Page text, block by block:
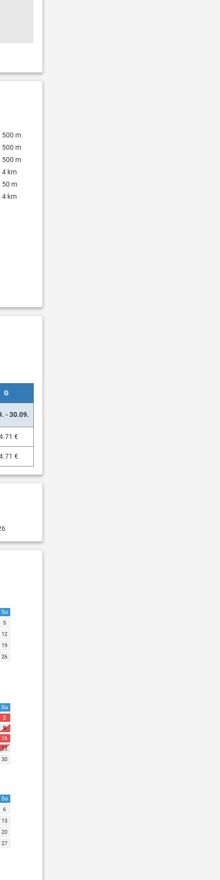
500 m
500 m
500 m
4 km
50 m
4 km
G
- 30.09.
€
€
So
5
12
19
26
So
2
9
16
23
30
So
6
13
20
27